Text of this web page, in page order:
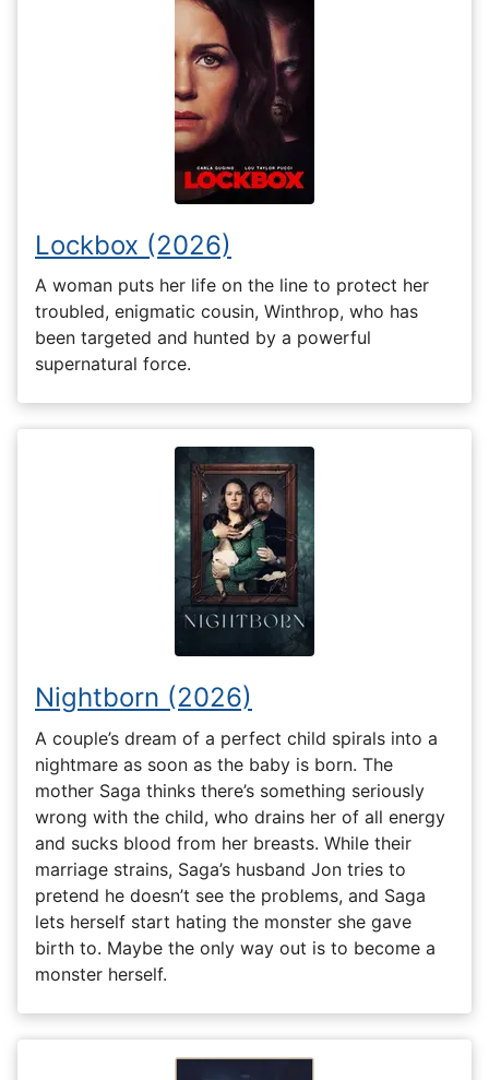
Lockbox (2026)
A woman puts her life on the line to protect her
troubled, enigmatic cousin, Winthrop, who has
been targeted and hunted by a powerful
supernatural force.
Nightborn (2026)
A couple’s dream of a perfect child spirals into a
nightmare as soon as the baby is born. The
mother Saga thinks there’s something seriously
wrong with the child, who drains her of all energy
and sucks blood from her breasts. While their
marriage strains, Saga’s husband Jon tries to
pretend he doesn’t see the problems, and Saga
lets herself start hating the monster she gave
birth to. Maybe the only way out is to become a
monster herself.